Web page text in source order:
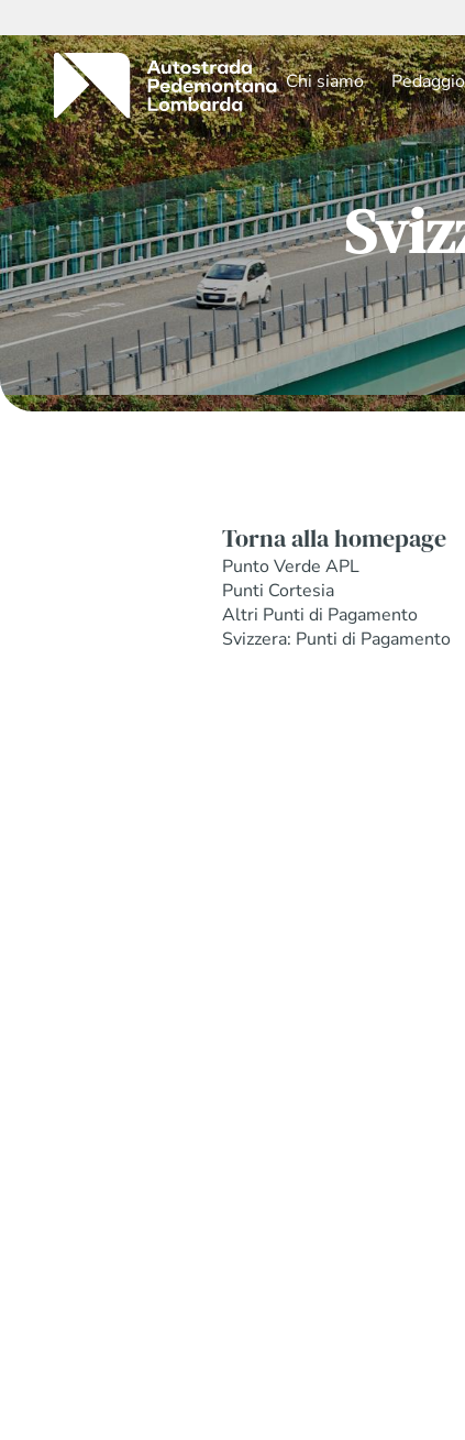
Chi siamo
Torna alla homepage
Punto Verde APL
Punti Cortesia
Altri Punti di Pagamento
Svizzera: Punti di Pagamento